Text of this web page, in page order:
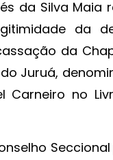
da Silva
da
da
Juruá,
no